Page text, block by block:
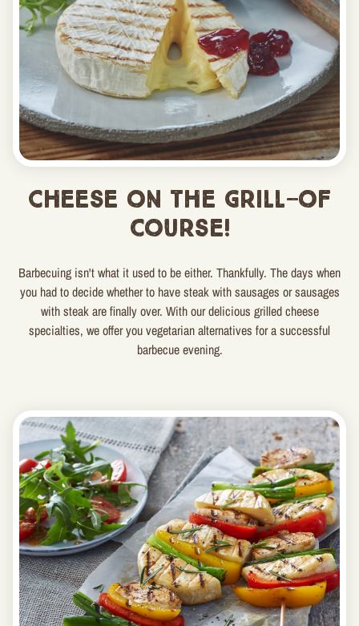
Cheese on the grill—of
course!
Barbecuing isn't what it used to be either. Thankfully. The days when
you had to decide whether to have steak with sausages or sausages
with steak are finally over. With our delicious grilled cheese
specialties, we offer you vegetarian alternatives for a successful
barbecue evening.